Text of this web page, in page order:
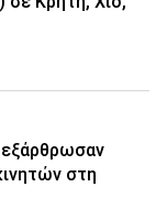
εξάρθρωσαν
στη